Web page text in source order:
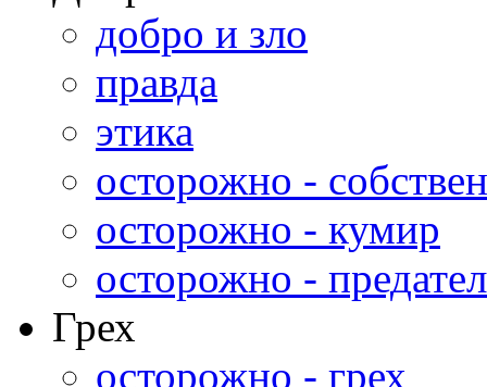
добро и зло
правда
этика
осторожно -
осторожно - кумир
осторожно -
Грех
осторожно - грех